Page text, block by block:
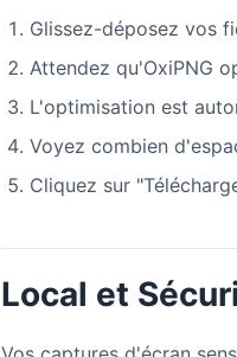
Glissez-déposez vos
Attendez qu'OxiPNG
L'optimisation est
Voyez combien
Cliquez sur
Local et